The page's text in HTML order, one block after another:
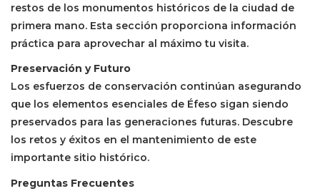
restos de los monumentos históricos de la ciudad de
primera mano. Esta sección proporciona información
práctica para aprovechar al máximo tu visita.
Preservación y Futuro
Los esfuerzos de conservación continúan asegurando
que los elementos esenciales de Éfeso sigan siendo
preservados para las generaciones futuras. Descubre
los retos y éxitos en el mantenimiento de este
importante sitio histórico.
Preguntas Frecuentes